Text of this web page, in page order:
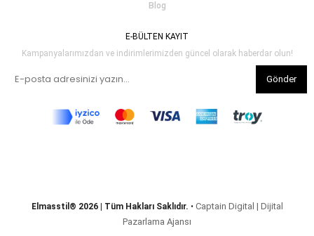
Blog
E-BÜLTEN KAYIT
Kampanyalarımızdan ve indirimlerimizden güncel olarak haberdar olun!
Gönder
Elmasstil® 2026 | Tüm Hakları Saklıdır. • Captain Digital | Dijital
Pazarlama Ajansı